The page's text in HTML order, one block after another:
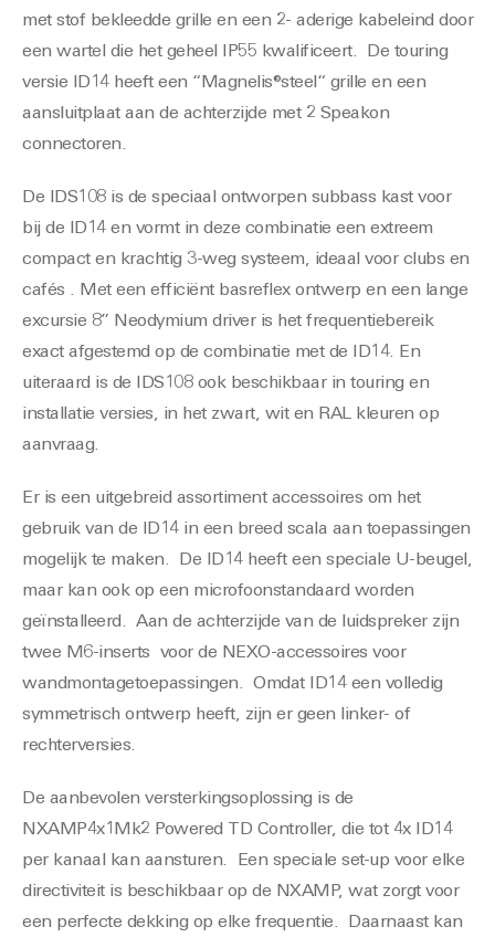
met stof bekleedde grille en een 2- aderige kabeleind door
een wartel die het geheel IP55 kwalificeert. De touring
versie ID14 heeft een “Magnelis®steel“ grille en een
aansluitplaat aan de achterzijde met 2 Speakon
connectoren.
De IDS108 is de speciaal ontworpen subbass kast voor
bij de ID14 en vormt in deze combinatie een extreem
compact en krachtig 3-weg systeem, ideaal voor clubs en
cafés . Met een efficiënt basreflex ontwerp en een lange
excursie 8” Neodymium driver is het frequentiebereik
exact afgestemd op de combinatie met de ID14. En
uiteraard is de IDS108 ook beschikbaar in touring en
installatie versies, in het zwart, wit en RAL kleuren op
aanvraag.
Er is een uitgebreid assortiment accessoires om het
gebruik van de ID14 in een breed scala aan toepassingen
mogelijk te maken. De ID14 heeft een speciale U-beugel,
maar kan ook op een microfoonstandaard worden
geïnstalleerd. Aan de achterzijde van de luidspreker zijn
twee M6-inserts voor de NEXO-accessoires voor
wandmontagetoepassingen. Omdat ID14 een volledig
symmetrisch ontwerp heeft, zijn er geen linker- of
rechterversies.
De aanbevolen versterkingsoplossing is de
NXAMP4x1Mk2 Powered TD Controller, die tot 4x ID14
per kanaal kan aansturen. Een speciale set-up voor elke
directiviteit is beschikbaar op de NXAMP, wat zorgt voor
een perfecte dekking op elke frequentie. Daarnaast kan